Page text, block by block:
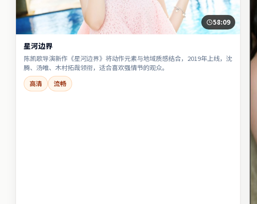
58:09
星河边界
陈凯歌导演新作《星河边界》将动作元素与地域质感结合，2019年上线，沈
腾、汤唯、木村拓哉领衔，适合喜欢强情节的观众。
高清
流畅